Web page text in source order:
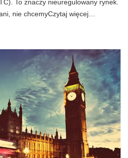
To znaczy nieuregulowany rynek.
nie chcemyCzytaj więcej…